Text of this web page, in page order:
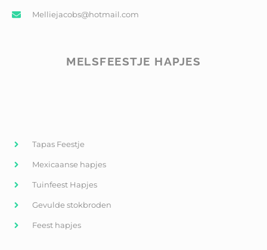
Melliejacobs@hotmail.com
MELSFEESTJE HAPJES
Tapas Feestje
Mexicaanse hapjes
Tuinfeest Hapjes
Gevulde stokbroden
Feest hapjes